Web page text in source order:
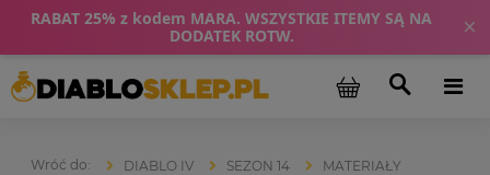
RABAT 25% z kodem MARA. WSZYSTKIE ITEMY SĄ NA
DODATEK ROTW.
×
DIABLO IV SEZON 14 MATERIAŁY